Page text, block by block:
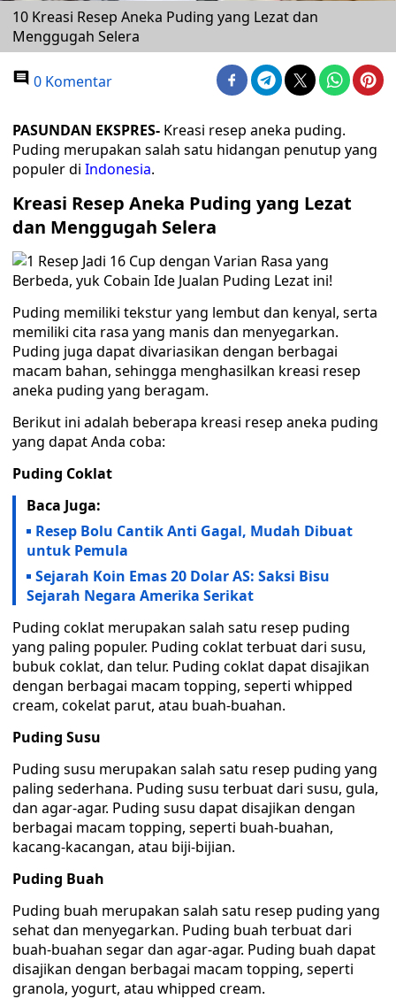
10 Kreasi Resep Aneka Puding yang Lezat dan
Menggugah Selera
0 Komentar
PASUNDAN EKSPRES- Kreasi resep aneka puding.
Puding merupakan salah satu hidangan penutup yang
populer di Indonesia.
Kreasi Resep Aneka Puding yang Lezat
dan Menggugah Selera
Puding memiliki tekstur yang lembut dan kenyal, serta
memiliki cita rasa yang manis dan menyegarkan.
Puding juga dapat divariasikan dengan berbagai
macam bahan, sehingga menghasilkan kreasi resep
aneka puding yang beragam.
Berikut ini adalah beberapa kreasi resep aneka puding
yang dapat Anda coba:
Puding Coklat
Baca Juga:
Resep Bolu Cantik Anti Gagal, Mudah Dibuat
untuk Pemula
Sejarah Koin Emas 20 Dolar AS: Saksi Bisu
Sejarah Negara Amerika Serikat
Puding coklat merupakan salah satu resep puding
yang paling populer. Puding coklat terbuat dari susu,
bubuk coklat, dan telur. Puding coklat dapat disajikan
dengan berbagai macam topping, seperti whipped
cream, cokelat parut, atau buah-buahan.
Puding Susu
Puding susu merupakan salah satu resep puding yang
paling sederhana. Puding susu terbuat dari susu, gula,
dan agar-agar. Puding susu dapat disajikan dengan
berbagai macam topping, seperti buah-buahan,
kacang-kacangan, atau biji-bijian.
Puding Buah
Puding buah merupakan salah satu resep puding yang
sehat dan menyegarkan. Puding buah terbuat dari
buah-buahan segar dan agar-agar. Puding buah dapat
disajikan dengan berbagai macam topping, seperti
granola, yogurt, atau whipped cream.